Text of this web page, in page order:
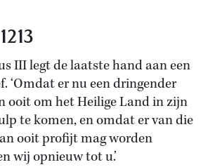
III legt de laatste hand aan een
‘Omdat er nu een dringender
ooit om het Heilige Land in zijn
te komen, en omdat er van die
ooit profijt mag worden
wij opnieuw tot u.’